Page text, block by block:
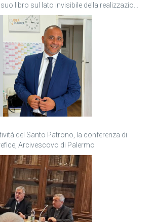
libro sul lato invisibile della realizzazione
del Santo Patrono, la conferenza di
Arcivescovo di Palermo